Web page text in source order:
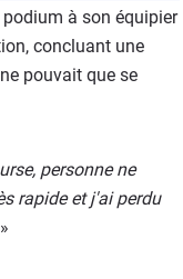
podium à son équipier
concluant une
ne pouvait que se
personne ne
rapide et j'ai perdu